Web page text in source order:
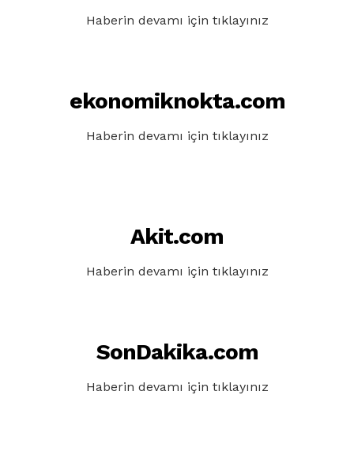
Haberin devamı için tıklayınız
ekonomiknokta.com
Haberin devamı için tıklayınız
Akit.com
Haberin devamı için tıklayınız
SonDakika.com
Haberin devamı için tıklayınız